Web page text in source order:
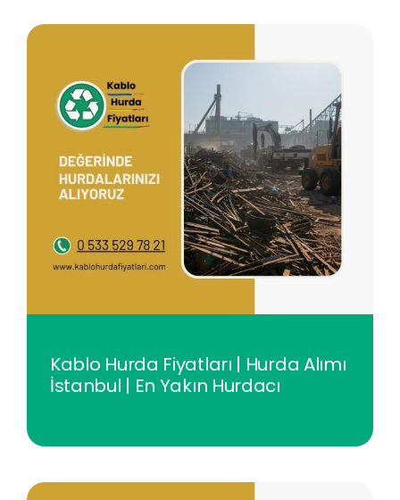
Kablo Hurda Fiyatları | Hurda Alımı
İstanbul | En Yakın Hurdacı